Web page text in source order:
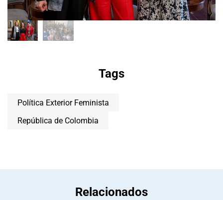
Tags
Política Exterior Feminista
República de Colombia
Relacionados